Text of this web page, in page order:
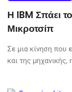
Η IBM Σπάει
Μικροτσίπ
Σε μια κίνηση που
και της μηχανικής,